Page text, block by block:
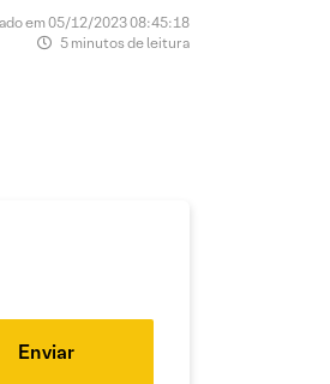
em 05/12/2023 08:45:18
5 minutos de leitura
Enviar